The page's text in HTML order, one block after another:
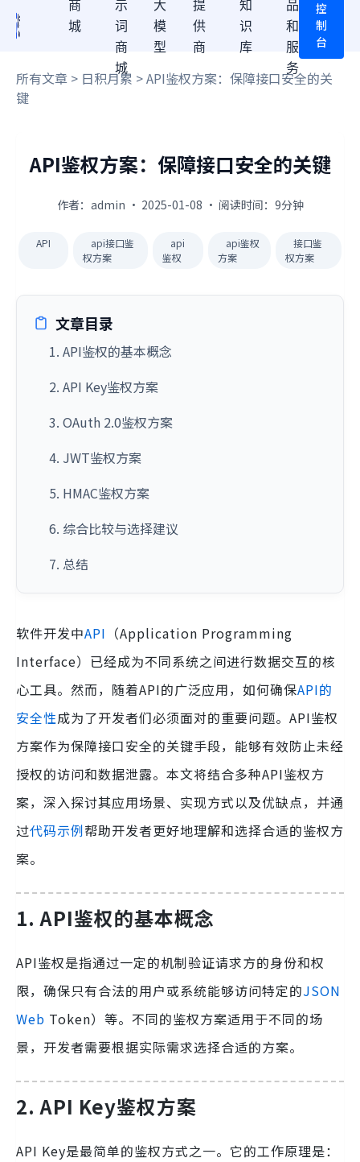
商
城
示
词
商
城
大
模
型
提
供
商
知
识
库
品
和
服
务
控
制
台
所有文章 > 日积月累 > API鉴权方案：保障接口安全的关
键
API鉴权方案：保障接口安全的关键
作者：admin · 2025-01-08 · 阅读时间：9分钟
API
api接口鉴
权方案
api
鉴权
api鉴权
方案
接口鉴
权方案
文章目录
1. API鉴权的基本概念
2. API Key鉴权方案
3. OAuth 2.0鉴权方案
4. JWT鉴权方案
5. HMAC鉴权方案
6. 综合比较与选择建议
7. 总结
软件开发中API （Application Programming
Interface）已经成为不同系统之间进行数据交互的核
心工具。然而，随着API的广泛应用，如何确保API的
安全性成为了开发者们必须面对的重要问题。API鉴权
方案作为保障接口安全的关键手段，能够有效防止未经
授权的访问和数据泄露。本文将结合多种API鉴权方
案，深入探讨其应用场景、实现方式以及优缺点，并通
过代码示例帮助开发者更好地理解和选择合适的鉴权方
案。
1. API鉴权的基本概念
API鉴权是指通过一定的机制验证请求方的身份和权
限，确保只有合法的用户或系统能够访问特定的JSON
Web Token）等。不同的鉴权方案适用于不同的场
景，开发者需要根据实际需求选择合适的方案。
2. API Key鉴权方案
API Key是最简单的鉴权方式之一。它的工作原理是：